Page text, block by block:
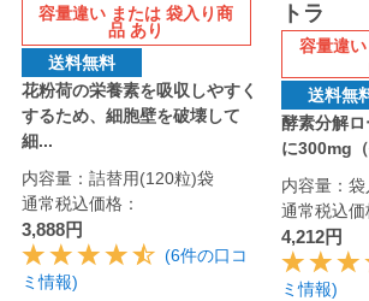
容量違い または 袋入り商
品 あり
送料無料
花粉荷の栄養素を吸収しやすく
するため、細胞壁を破壊して
細...
内容量：詰替用(120粒)袋
通常税込価格：
3,888円
(6件の口コ
ミ情報)
トラ
容量違
送料無
酵素分解
に300mg
内容量：
通常税込価
4,212円
ミ情報)